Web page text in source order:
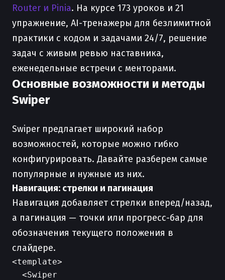
Router и Pinia. На курсе 173 уроков и 21
упражнение, AI-тренажеры для безлимитной
практики с кодом и задачами 24/7, решение
задач с живым ревью наставника,
еженедельные встречи с менторами.
Основные возможности и методы
Swiper
Swiper предлагает широкий набор
возможностей, которые можно гибко
конфигурировать. Давайте разберем самые
популярные и нужные из них.
Навигация: стрелки и пагинация
Навигация добавляет стрелки вперед/назад,
а пагинация — точки или прогресс-бар для
обозначения текущего положения в
слайдере.
<template>
  <Swiper